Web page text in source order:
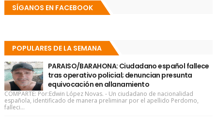
SÍGANOS EN FACEBOOK
POPULARES DE LA SEMANA
PARAISO/BARAHONA: Ciudadano español fallece
tras operativo policial; denuncian presunta
equivocación en allanamiento
COMPARTE: Por:Edwin López Novas. - Un ciudadano de nacionalidad
española, identificado de manera preliminar por el apellido Perdomo,
falleci...